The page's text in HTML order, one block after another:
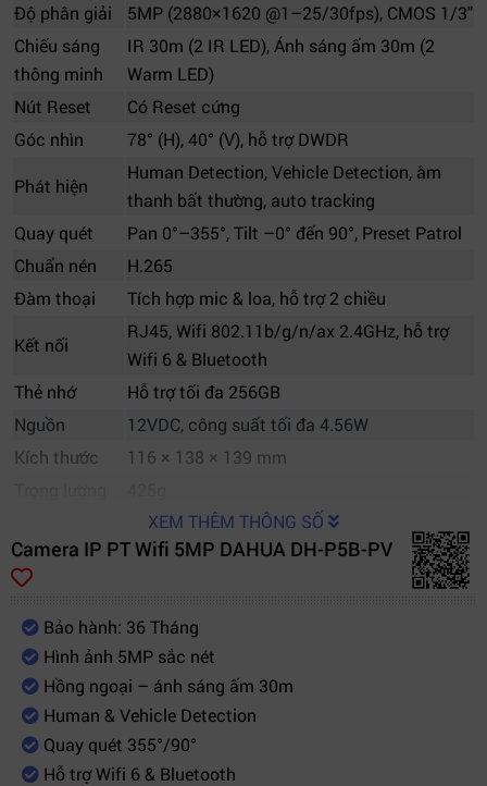
Độ phân giải
5MP (2880×1620 @1–25/30fps), CMOS 1/3"
Chiếu sáng
thông minh
IR 30m (2 IR LED), Ánh sáng ấm 30m (2
Warm LED)
Nút Reset
Có Reset cứng
Góc nhìn
78° (H), 40° (V), hỗ trợ DWDR
Phát hiện
Human Detection, Vehicle Detection, âm
thanh bất thường, auto tracking
Quay quét
Pan 0°–355°, Tilt –0° đến 90°, Preset Patrol
Chuẩn nén
H.265
Đàm thoại
Tích hợp mic & loa, hỗ trợ 2 chiều
Kết nối
RJ45, Wifi 802.11b/g/n/ax 2.4GHz, hỗ trợ
Wifi 6 & Bluetooth
Thẻ nhớ
Hỗ trợ tối đa 256GB
Nguồn
12VDC, công suất tối đa 4.56W
Kích thước
116 × 138 × 139 mm
hoạt động
–20°C đến +50°C
Chất liệu
XEM THÊM THÔNG SỐ
Camera IP PT Wifi 5MP DAHUA DH-P5B-PV
Bảo hành: 36 Tháng
Hình ảnh 5MP sắc nét
Hồng ngoại – ánh sáng ấm 30m
Human & Vehicle Detection
Quay quét 355°/90°
Hỗ trợ Wifi 6 & Bluetooth